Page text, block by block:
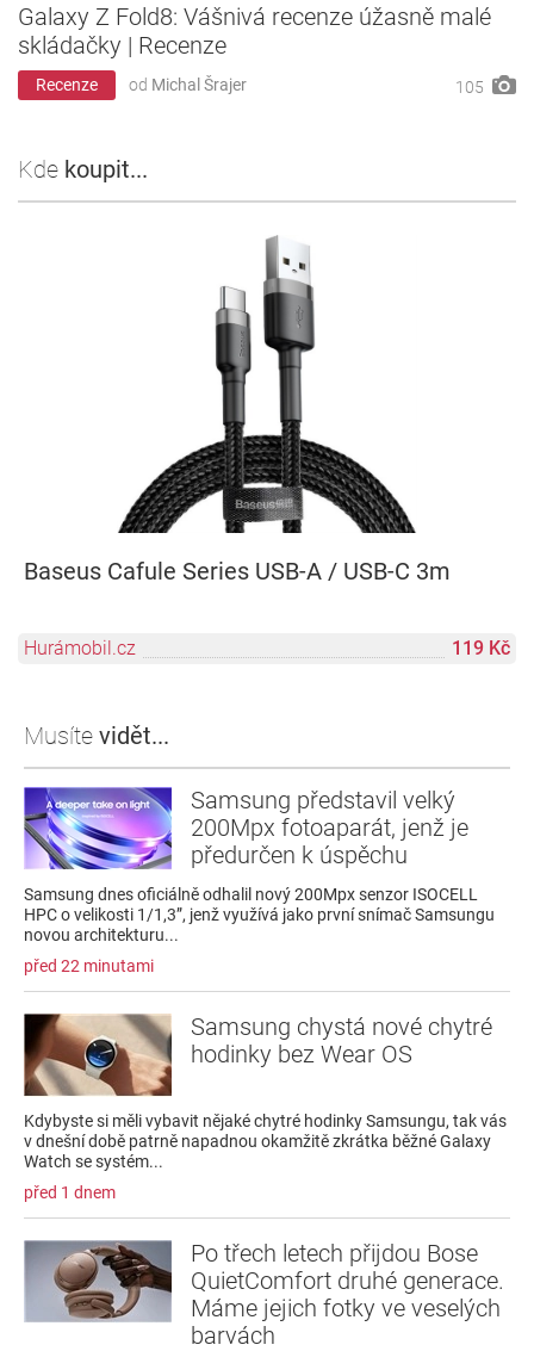
Galaxy Z Fold8: Vášnivá recenze úžasně malé
skládačky | Recenze
Recenze od Michal Šrajer 105
Kde koupit...
Baseus Cafule Series USB-A / USB-C 3m
Hurámobil.cz 119 Kč
Musíte vidět...
Samsung představil velký
200Mpx fotoaparát, jenž je
předurčen k úspěchu
Samsung dnes oficiálně odhalil nový 200Mpx senzor ISOCELL
HPC o velikosti 1/1,3”, jenž využívá jako první snímač Samsungu
novou architekturu...
před 22 minutami
Samsung chystá nové chytré
hodinky bez Wear OS
Kdybyste si měli vybavit nějaké chytré hodinky Samsungu, tak vás
v dnešní době patrně napadnou okamžitě zkrátka běžné Galaxy
Watch se systém...
před 1 dnem
Po třech letech přijdou Bose
QuietComfort druhé generace.
Máme jejich fotky ve veselých
barvách